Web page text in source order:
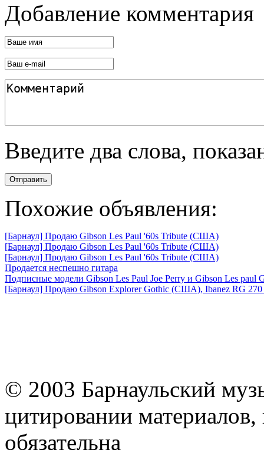
Добавление комментария
Введите два слова,
Отправить
Похожие объявления:
[Барнаул] Продаю Gibson Les Paul '60s Tribute (США)
[Барнаул] Продаю Gibson Les Paul '60s Tribute (США)
[Барнаул] Продаю Gibson Les Paul '60s Tribute (США)
Продается неспешно гитара
Подписные модели Gibson Les Paul Joe Perry и Gibson Les paul
[Барнаул] Продаю Gibson Explorer Gothic (США), Ibanez RG
© 2003 Барнаульский
цитировании
обязательна